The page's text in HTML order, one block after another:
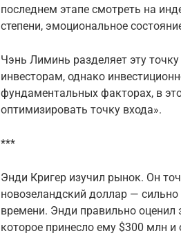
последнем этапе смотреть на
степени, эмоциональное
Чэнь Лиминь разделяет эту
инвесторам, однако
фундаментальных факторах, в
оптимизировать точку входа».
***
Энди Кригер изучил рынок. Он
новозеландский доллар —
времени. Энди правильно
которое принесло ему $300 млн